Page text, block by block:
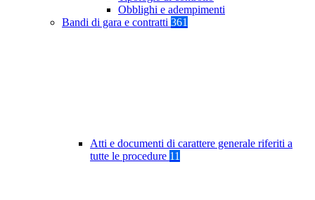
Obblighi e adempimenti
Bandi di gara e contratti 361
Atti e documenti di carattere generale riferiti a
tutte le procedure 11